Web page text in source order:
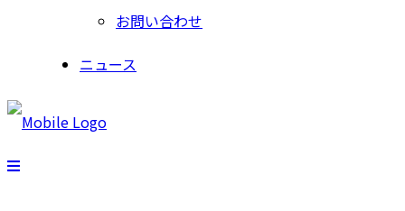
お問い合わせ
ニュース